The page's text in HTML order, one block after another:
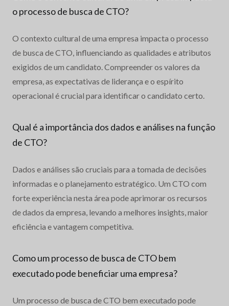
o processo de busca de CTO?
O contexto cultural de uma empresa impacta o processo
de busca de CTO, influenciando as qualidades e atributos
exigidos de um candidato. Compreender os valores da
empresa, as expectativas de liderança e o espírito
operacional é crucial para identificar o candidato certo.
Qual é a importância dos dados e análises na função
de CTO?
Dados e análises são cruciais para a tomada de decisões
informadas e o planejamento estratégico. Um CTO com
forte experiência nesta área pode aprimorar os recursos
de dados da empresa, levando a melhores insights, maior
eficiência e vantagem competitiva.
Como um processo de busca de CTO bem
executado pode beneficiar uma empresa?
Um processo de busca de CTO bem executado pode